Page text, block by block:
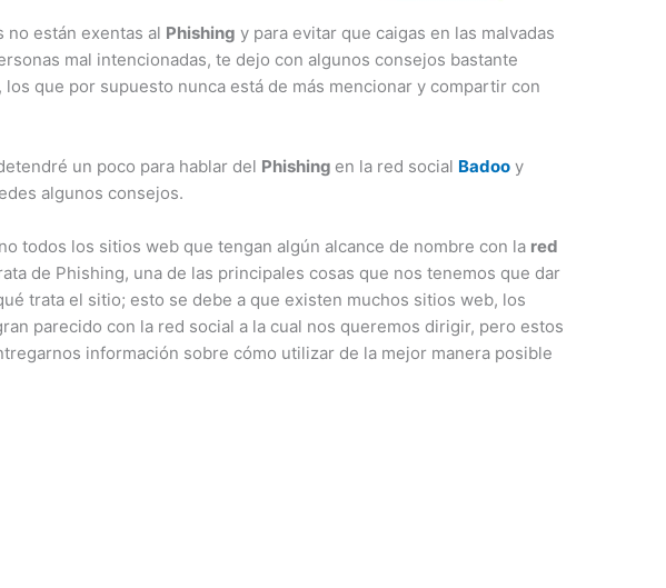
no están exentas al Phishing y para evitar que caigas en las malvadas
mal intencionadas, te dejo con algunos consejos bastante
los que por supuesto nunca está de más mencionar y compartir con
un poco para hablar del Phishing en la red social Badoo y
algunos consejos.
todos los sitios web que tengan algún alcance de nombre con la red
de Phishing, una de las principales cosas que nos tenemos que dar
trata el sitio; esto se debe a que existen muchos sitios web, los
parecido con la red social a la cual nos queremos dirigir, pero estos
información sobre cómo utilizar de la mejor manera posible